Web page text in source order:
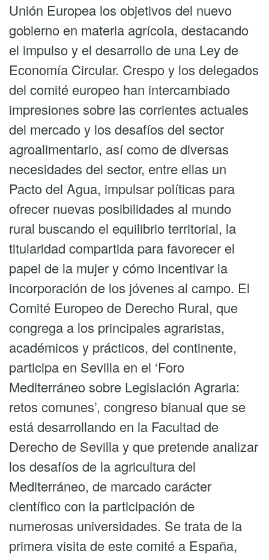
Unión Europea los objetivos del nuevo
gobierno en materia agrícola, destacando
el impulso y el desarrollo de una Ley de
Economía Circular. Crespo y los delegados
del comité europeo han intercambiado
impresiones sobre las corrientes actuales
del mercado y los desafíos del sector
agroalimentario, así como de diversas
necesidades del sector, entre ellas un
Pacto del Agua, impulsar políticas para
ofrecer nuevas posibilidades al mundo
rural buscando el equilibrio territorial, la
titularidad compartida para favorecer el
papel de la mujer y cómo incentivar la
incorporación de los jóvenes al campo. El
Comité Europeo de Derecho Rural, que
congrega a los principales agraristas,
académicos y prácticos, del continente,
participa en Sevilla en el ‘Foro
Mediterráneo sobre Legislación Agraria:
retos comunes’, congreso bianual que se
está desarrollando en la Facultad de
Derecho de Sevilla y que pretende analizar
los desafíos de la agricultura del
Mediterráneo, de marcado carácter
científico con la participación de
numerosas universidades. Se trata de la
primera visita de este comité a España,